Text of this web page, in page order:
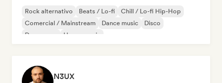
Rock alternativo Beats / Lo-fi
Chill / Lo-fi Hip-Hop
Comercial / Mainstream
Dance music
Disco
Dream pop
House music
N3UX